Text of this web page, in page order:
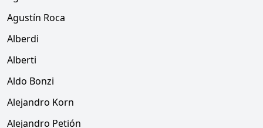
Agustín Roca
Alberdi
Alberti
Aldo Bonzi
Alejandro Korn
Alejandro Petión